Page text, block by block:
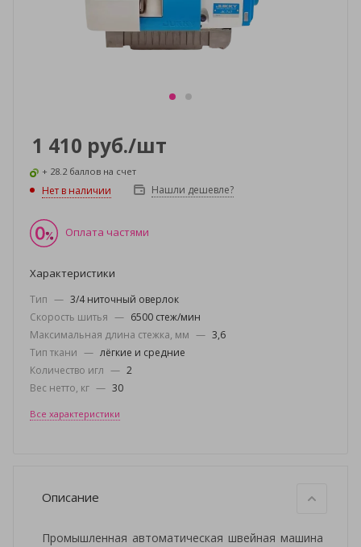
1 410 руб./шт
+ 28.2 баллов на счет
Нет в наличии Нашли дешевле?
Оплата частями
Характеристики
Тип — 3/4 ниточный оверлок
Скорость шитья — 6500 стеж/мин
Максимальная длина стежка, мм — 3,6
Тип ткани — лёгкие и средние
Количество игл — 2
Вес нетто, кг — 30
Все характеристики
Описание
Промышленная автоматическая швейная машина